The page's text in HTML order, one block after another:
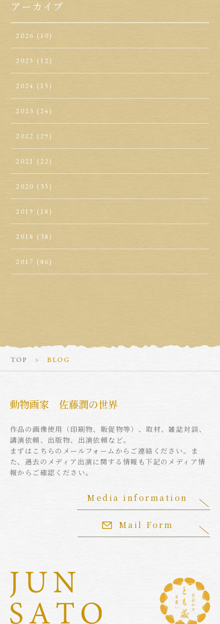
アーカイブ
2026 (10)
2025 (12)
2024 (15)
2023 (24)
2022 (29)
2021 (22)
2020 (35)
2019 (18)
2018 (38)
2017 (86)
TOP BLOG
動物画家 佐藤潤の世界
作品の画像使用（印刷物、販促物等）、取材、雑誌対談、
講演依頼、出版物、出演依頼など。
まずはこちらのメールフォームからご連絡ください。ま
た、過去のメディア出演に関する情報も下記のメディア情
報からご確認ください。
Mail Form
Media information